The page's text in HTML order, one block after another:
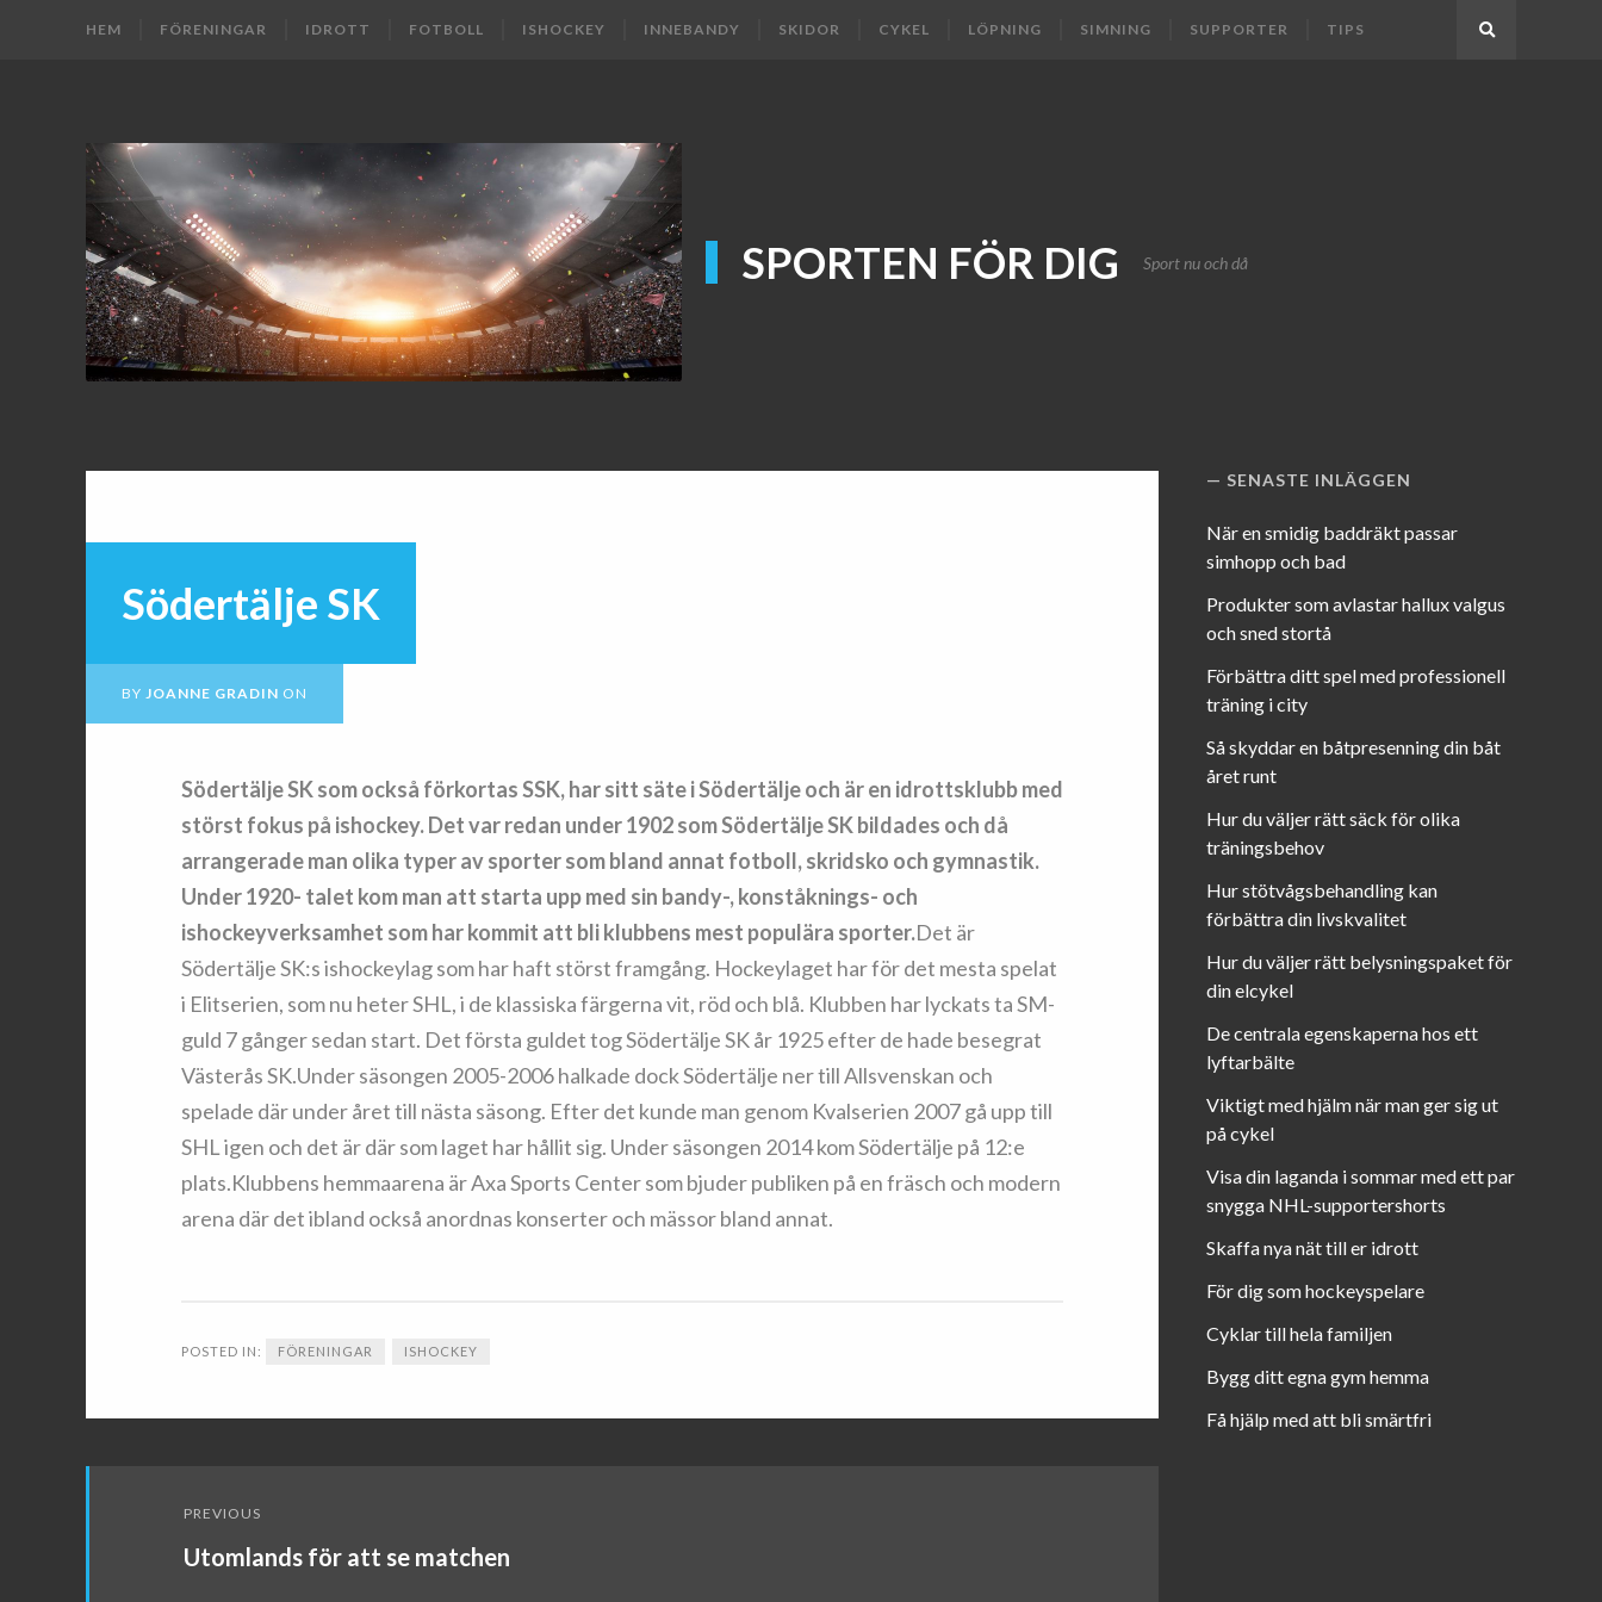
HEM FÖRENINGAR IDROTT FOTBOLL ISHOCKEY INNEBANDY SKIDOR CYKEL LÖPNING SIMNING SUPPORTER TIPS
SPORTEN FÖR DIG Sport nu och då
Södertälje SK
BY JOANNE GRADIN ON
Södertälje SK som också förkortas SSK, har sitt säte i Södertälje och är en idrottsklubb med
störst fokus på ishockey. Det var redan under 1902 som Södertälje SK bildades och då
arrangerade man olika typer av sporter som bland annat fotboll, skridsko och gymnastik.
Under 1920- talet kom man att starta upp med sin bandy-, konståknings- och
ishockeyverksamhet som har kommit att bli klubbens mest populära sporter.Det är
Södertälje SK:s ishockeylag som har haft störst framgång. Hockeylaget har för det mesta spelat
i Elitserien, som nu heter SHL, i de klassiska färgerna vit, röd och blå. Klubben har lyckats ta SM-
guld 7 gånger sedan start. Det första guldet tog Södertälje SK år 1925 efter de hade besegrat
Västerås SK.Under säsongen 2005-2006 halkade dock Södertälje ner till Allsvenskan och
spelade där under året till nästa säsong. Efter det kunde man genom Kvalserien 2007 gå upp till
SHL igen och det är där som laget har hållit sig. Under säsongen 2014 kom Södertälje på 12:e
plats.Klubbens hemmaarena är Axa Sports Center som bjuder publiken på en fräsch och modern
arena där det ibland också anordnas konserter och mässor bland annat.
POSTED IN: FÖRENINGAR ISHOCKEY
navigation
PREVIOUS
Utomlands för att se matchen
SENASTE INLÄGGEN
När en smidig baddräkt passar
simhopp och bad
Produkter som avlastar hallux valgus
och sned stortå
Förbättra ditt spel med professionell
träning i city
Så skyddar en båtpresenning din båt
året runt
Hur du väljer rätt säck för olika
träningsbehov
Hur stötvågsbehandling kan
förbättra din livskvalitet
Hur du väljer rätt belysningspaket för
din elcykel
De centrala egenskaperna hos ett
lyftarbälte
Viktigt med hjälm när man ger sig ut
på cykel
Visa din laganda i sommar med ett par
snygga NHL-supportershorts
Skaffa nya nät till er idrott
För dig som hockeyspelare
Cyklar till hela familjen
Bygg ditt egna gym hemma
Få hjälp med att bli smärtfri